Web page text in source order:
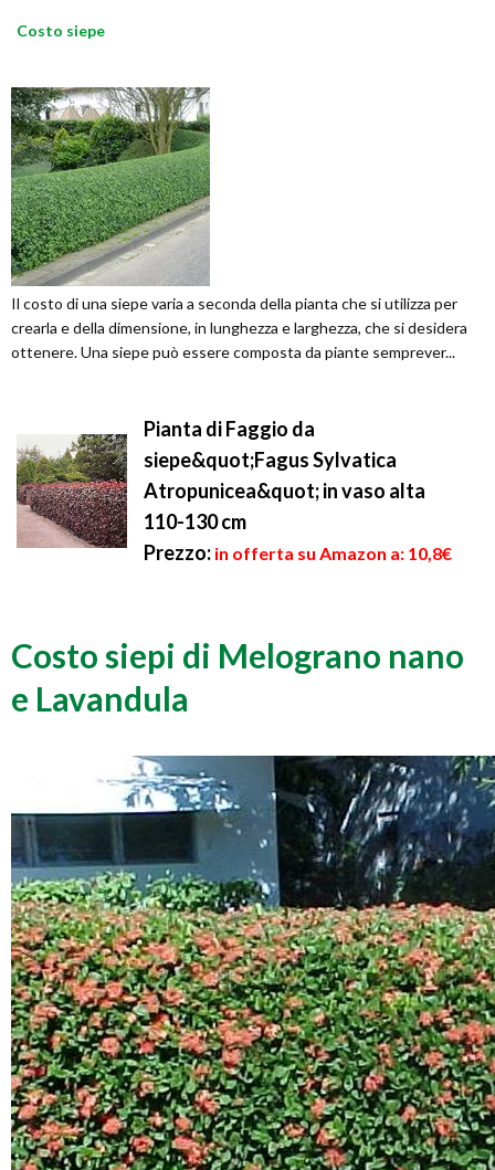
Costo siepe
Il costo di una siepe varia a seconda della pianta che si utilizza per
crearla e della dimensione, in lunghezza e larghezza, che si desidera
ottenere. Una siepe può essere composta da piante semprever...
Pianta di Faggio da
siepe&quot;Fagus Sylvatica
Atropunicea&quot; in vaso alta
110-130 cm
Prezzo: in offerta su Amazon a: 10,8€
Costo siepi di Melograno nano
e Lavandula